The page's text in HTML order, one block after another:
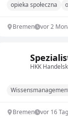
opieka społeczna
Bremen vor 2
HKK
Bremen vor 16